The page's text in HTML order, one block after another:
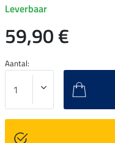
Leverbaar
59,90 €
Aantal: